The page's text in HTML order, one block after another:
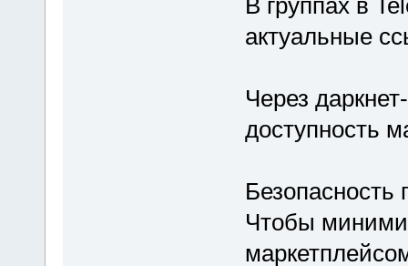
актуальные
Через
доступность
Безопасность
Чтобы